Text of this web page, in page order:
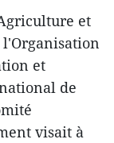
et
et
de
visait à